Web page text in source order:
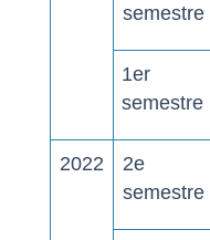
semestre
1er
semestre
2022 2e
semestre